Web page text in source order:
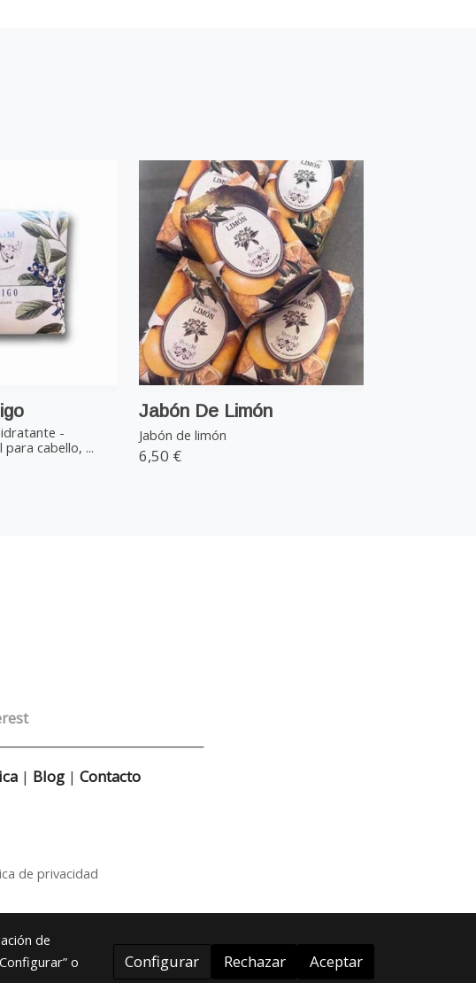
-
cabello, ...
Jabón De Limón
Jabón de limón
6,50 €
| Blog| Contacto
de privacidad
de
o
Configurar Rechazar Aceptar